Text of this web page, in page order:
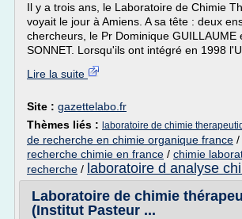
Il y a trois ans, le Laboratoire de Chimie
voyait le jour à Amiens. A sa tête : deux
chercheurs, le Pr Dominique GUILLAUME
SONNET. Lorsqu'ils ont intégré en 1998
Lire la suite
Site : gazettelabo.fr
Thèmes liés : laboratoire de chimie
de recherche en chimie organique france /
recherche chimie en france / chimie
recherche / laboratoire d analyse
Laboratoire de chimie
(Institut Pasteur ...